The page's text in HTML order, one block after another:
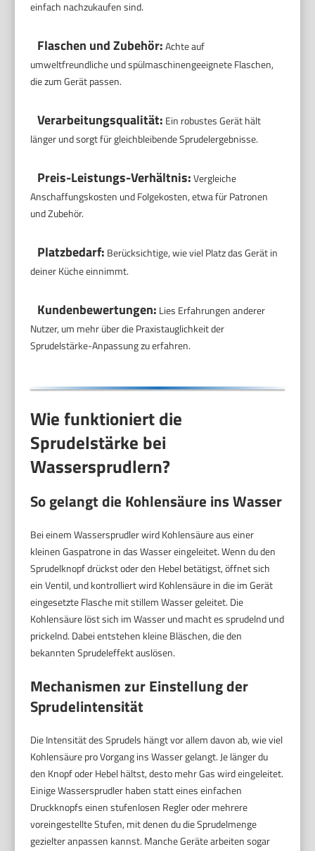
einfach nachzukaufen sind.
Flaschen und Zubehör:Achte auf
umweltfreundliche und spülmaschinengeeignete Flaschen,
die zum Gerät passen.
Verarbeitungsqualität: Ein robustes Gerät hält
länger und sorgt für gleichbleibende Sprudelergebnisse.
Preis-Leistungs-Verhältnis:Vergleiche
Anschaffungskosten und Folgekosten, etwa für Patronen
und Zubehör.
Platzbedarf: Berücksichtige, wie viel Platz das Gerät in
deiner Küche einnimmt.
Kundenbewertungen: Lies Erfahrungen anderer
Nutzer, um mehr über die Praxistauglichkeit der
Sprudelstärke-Anpassung zu erfahren.
Wie funktioniert die
Sprudelstärke bei
Wassersprudlern?
So gelangt die Kohlensäure ins Wasser
Bei einem Wassersprudler wird Kohlensäure aus einer
kleinen Gaspatrone in das Wasser eingeleitet. Wenn du den
Sprudelknopf drückst oder den Hebel betätigst, öffnet sich
ein Ventil, und kontrolliert wird Kohlensäure in die im Gerät
eingesetzte Flasche mit stillem Wasser geleitet. Die
Kohlensäure löst sich im Wasser und macht es sprudelnd und
prickelnd. Dabei entstehen kleine Bläschen, die den
bekannten Sprudeleffekt auslösen.
Mechanismen zur Einstellung der
Sprudelintensität
Die Intensität des Sprudels hängt vor allem davon ab, wie viel
Kohlensäure pro Vorgang ins Wasser gelangt. Je länger du
den Knopf oder Hebel hältst, desto mehr Gas wird eingeleitet.
Einige Wassersprudler haben statt eines einfachen
Druckknopfs einen stufenlosen Regler oder mehrere
voreingestellte Stufen, mit denen du die Sprudelmenge
gezielter anpassen kannst. Manche Geräte arbeiten sogar